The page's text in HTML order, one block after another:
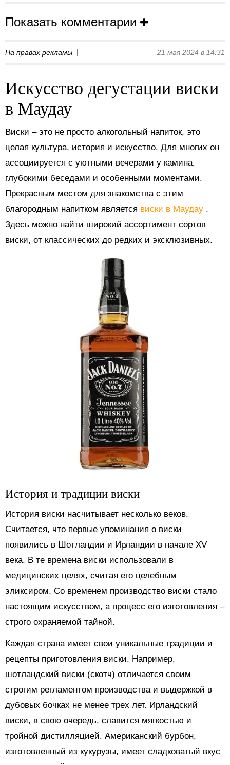
Показать комментарии
На правах рекламы 21 мая 2024 в 14:31
Искусство дегустации виски
в Маудау
Виски – это не просто алкогольный напиток, это
целая культура, история и искусство. Для многих он
ассоциируется с уютными вечерами у камина,
глубокими беседами и особенными моментами.
Прекрасным местом для знакомства с этим
благородным напитком является виски в Маудау .
Здесь можно найти широкий ассортимент сортов
виски, от классических до редких и эксклюзивных.
История и традиции виски
История виски насчитывает несколько веков.
Считается, что первые упоминания о виски
появились в Шотландии и Ирландии в начале XV
века. В те времена виски использовали в
медицинских целях, считая его целебным
эликсиром. Со временем производство виски стало
настоящим искусством, а процесс его изготовления –
строго охраняемой тайной.
Каждая страна имеет свои уникальные традиции и
рецепты приготовления виски. Например,
шотландский виски (скотч) отличается своим
строгим регламентом производства и выдержкой в
дубовых бочках не менее трех лет. Ирландский
виски, в свою очередь, славится мягкостью и
тройной дистилляцией. Американский бурбон,
изготовленный из кукурузы, имеет сладковатый вкус